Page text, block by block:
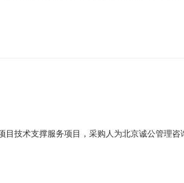
本期项目竣工验收完成。】1.2采购内容及分包
技术支撑服务项目，采购人为北京诚公管理咨
情况：采购1家技术服务支撑单位，协助项目负